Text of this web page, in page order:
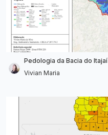
Pedologia da Bacia do Itajaí
Vivian Maria